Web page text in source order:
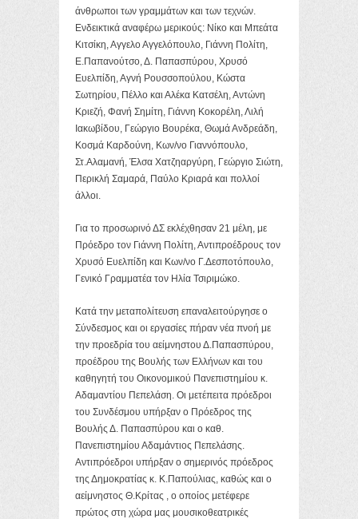
άνθρωποι των γραμμάτων και των τεχνών.
Ενδεικτικά αναφέρω μερικούς: Νίκο και Μπεάτα
Κιτσίκη, Αγγελο Αγγελόπουλο, Γιάννη Πολίτη,
Ε.Παπανούτσο, Δ. Παπασπύρου, Χρυσό
Ευελπίδη, Αγνή Ρουσσοπούλου, Κώστα
Σωτηρίου, Πέλλο και Αλέκα Κατσέλη, Αντώνη
Κριεζή, Φανή Σημίτη, Γιάννη Κοκορέλη, Λιλή
Ιακωβίδου, Γεώργιο Βουρέκα, Θωμά Ανδρεάδη,
Κοσμά Καρδούνη, Κων/νο Γιαννόπουλο,
Στ.Αλαμανή, Έλσα Χατζηαργύρη, Γεώργιο Σιώτη,
Περικλή Σαμαρά, Παύλο Κριαρά και πολλοί
άλλοι.
Για το προσωρινό ΔΣ εκλέχθησαν 21 μέλη, με
Πρόεδρο τον Γιάννη Πολίτη, Αντιπροέδρους τον
Χρυσό Ευελπίδη και Κων/νο Γ.Δεσποτόπουλο,
Γενικό Γραμματέα τον Ηλία Τσιριμώκο.
Κατά την μεταπολίτευση επαναλειτούργησε ο
Σύνδεσμος και οι εργασίες πήραν νέα πνοή με
την προεδρία του αείμνηστου Δ.Παπασπύρου,
προέδρου της Βουλής των Ελλήνων και του
καθηγητή του Οικονομικού Πανεπιστημίου κ.
Αδαμαντίου Πεπελάση. Οι μετέπειτα πρόεδροι
του Συνδέσμου υπήρξαν ο Πρόεδρος της
Βουλής Δ. Παπασπύρου και ο καθ.
Πανεπιστημίου Αδαμάντιος Πεπελάσης.
Αντιπρόεδροι υπήρξαν ο σημερινός πρόεδρος
της Δημοκρατίας κ. Κ.Παπούλιας, καθώς και ο
αείμνηστος Θ.Κρίτας , ο οποίος μετέφερε
πρώτος στη χώρα μας μουσικοθεατρικές